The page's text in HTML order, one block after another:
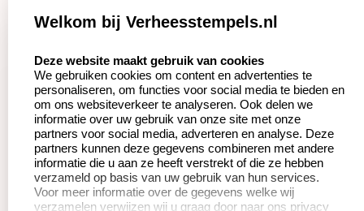
Zakelijk:
Betaling &
Verzending
Wederverkoper
worden
Klantenservice:
Veel gestelde vragen
Herroepingsrecht
Retourneren
Productinformatie:
Welkom bij Verheesstempels.nl
Deze website maakt gebruik van cookies
We gebruiken cookies om content en advertenties te
personaliseren, om functies voor social media te bieden en
om ons websiteverkeer te analyseren. Ook delen we
informatie over uw gebruik van onze site met onze
partners voor social media, adverteren en analyse. Deze
partners kunnen deze gegevens combineren met andere
informatie die u aan ze heeft verstrekt of die ze hebben
verzameld op basis van uw gebruik van hun services.
Voor meer informatie over de gegevens welke wij
verzamelen verwijzen wij u graag door naar ons privacy